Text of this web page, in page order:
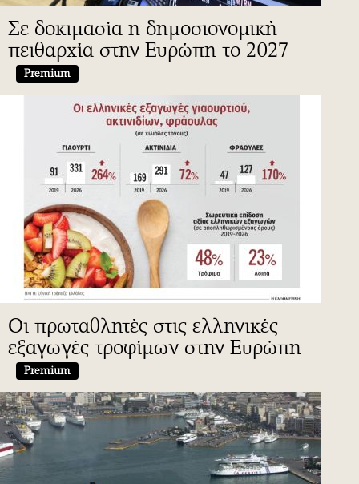
Σε δοκιμασία η δημοσιονομική
πειθαρχία στην Ευρώπη το 2027
Premium
Οι πρωταθλητές στις ελληνικές
εξαγωγές τροφίμων στην Ευρώπη
Premium